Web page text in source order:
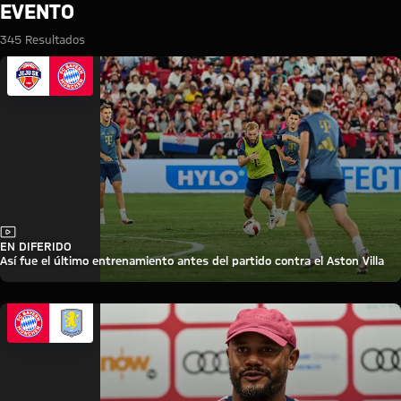
Búsqueda: Evento
EVENTO
345 Resultados
Vídeo
EN DIFERIDO
Así fue el último entrenamiento antes del partido contra el Aston Villa